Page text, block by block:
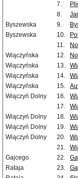
7.
8.
Byszewska
9.
Byszewska
10.
11.
Wiączyńska
12.
Wiączyńska
13.
Wiączyńska
14.
Wiączyńska
15.
Wiączyń Dolny
16.
17.
Wiączyń Dolny
18.
Wiączyń Dolny
19.
Wiączyń Dolny
20.
21.
Gajcego
22.
Rataja
23.